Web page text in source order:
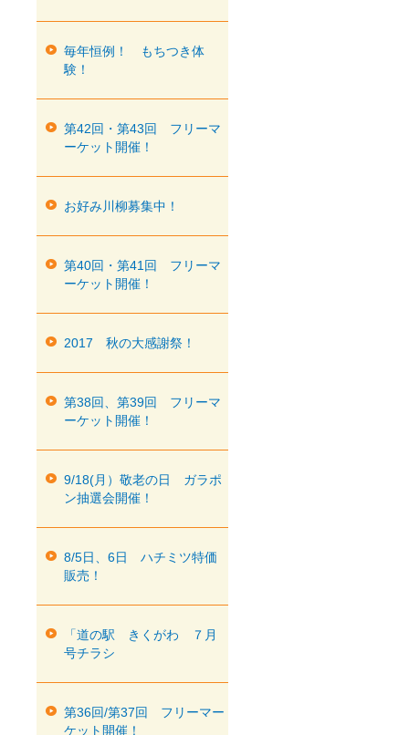
毎年恒例！ もちつき体
験！
第42回・第43回 フリーマ
ーケット開催！
お好み川柳募集中！
第40回・第41回 フリーマ
ーケット開催！
2017 秋の大感謝祭！
第38回、第39回 フリーマ
ーケット開催！
9/18(月）敬老の日 ガラポ
ン抽選会開催！
8/5日、6日 ハチミツ特価
販売！
「道の駅 きくがわ ７月
号チラシ
第36回/第37回 フリーマー
ケット開催！